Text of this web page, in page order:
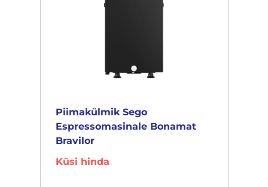
Piimakülmik Sego
Espressomasinale Bonamat
Bravilor
Küsi hinda